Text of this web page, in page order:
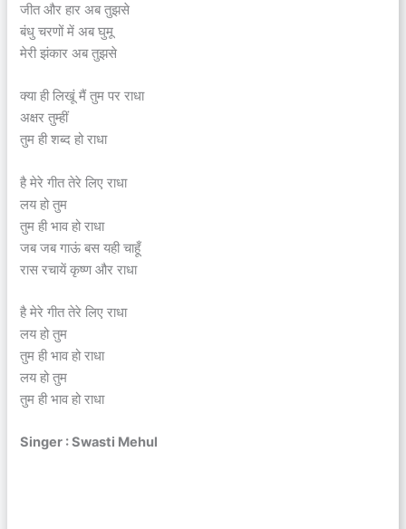
जीत और हार अब तुझसे
बंधु चरणों में अब घुमू
मेरी झंकार अब तुझसे
क्या ही लिखूं मैं तुम पर राधा
अक्षर तुम्हीं
तुम ही शब्द हो राधा
है मेरे गीत तेरे लिए राधा
लय हो तुम
तुम ही भाव हो राधा
जब जब गाऊं बस यही चाहूँ
रास रचायें कृष्ण और राधा
है मेरे गीत तेरे लिए राधा
लय हो तुम
तुम ही भाव हो राधा
लय हो तुम
तुम ही भाव हो राधा
Singer : Swasti Mehul